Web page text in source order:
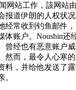
网站工作，該网站
报道伊朗的人权状
经常收到钓鱼邮件
体账户。Noushin还
曾经也有恶意账户
然而，最令人心寒
料，并给他发送了
。